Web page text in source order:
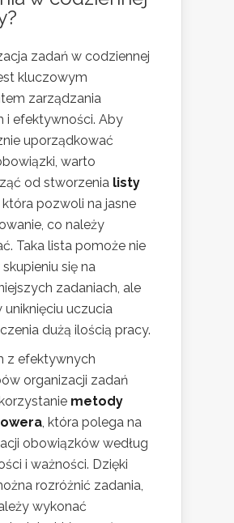
zadań w codziennej
kluczowym
zarządzania
i efektywności. Aby
uporządkować
warto
od stworzenia listy
która pozwoli na jasne
co należy
Taka lista pomoże nie
się na
zadaniach, ale
uniknięciu uczucia
dużą ilością pracy.
z efektywnych
organizacji zadań
metody
, która polega na
obowiązków według
i ważności. Dzięki
rozróżnić zadania,
wykonać